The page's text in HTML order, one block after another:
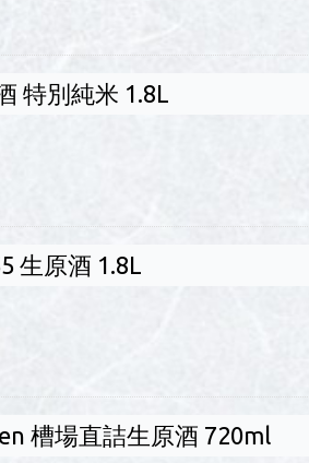
特別純米 1.8L
生原酒 1.8L
槽場直詰生原酒 720ml